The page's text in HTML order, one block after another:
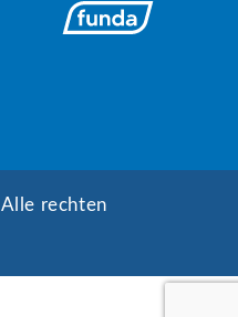
Alle rechten